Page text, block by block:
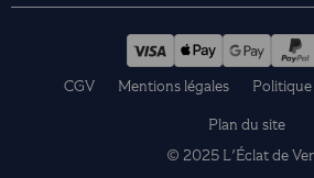
© 2025 L'Éclat de
CGV Mentions légales
Plan du site